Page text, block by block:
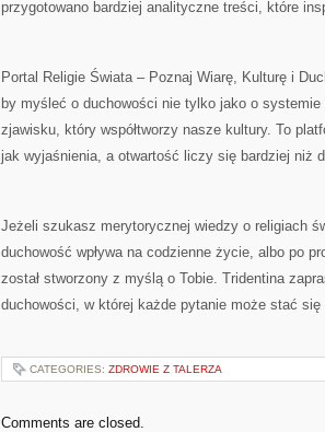
przygotowano bardziej analityczne treści, które
Portal Religie Świata – Poznaj Wiarę, Kulturę i
by myśleć o duchowości nie tylko jako o
zjawisku, który współtworzy nasze kultury. To
jak wyjaśnienia, a otwartość liczy się bardziej niż
Jeżeli szukasz merytorycznej wiedzy o religiach
duchowość wpływa na codzienne życie, albo po
został stworzony z myślą o Tobie. Tridentina
duchowości, w której każde pytanie może stać
CATEGORIES: ZDROWIE Z TALERZA
Comments are closed.